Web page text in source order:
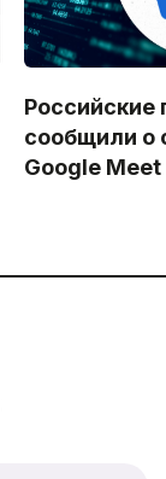
Российские
сообщили о
Google Meet